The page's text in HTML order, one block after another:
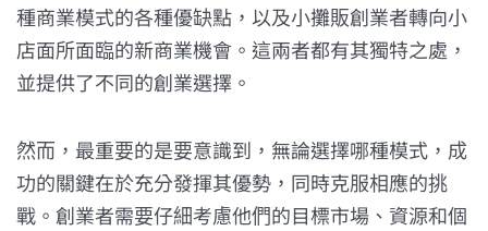
種商業模式的各種優缺點，以及小攤販創業者轉向小
店面所面臨的新商業機會。這兩者都有其獨特之處，
並提供了不同的創業選擇。
然而，最重要的是要意識到，無論選擇哪種模式，成
功的關鍵在於充分發揮其優勢，同時克服相應的挑
戰。創業者需要仔細考慮他們的目標市場、資源和個